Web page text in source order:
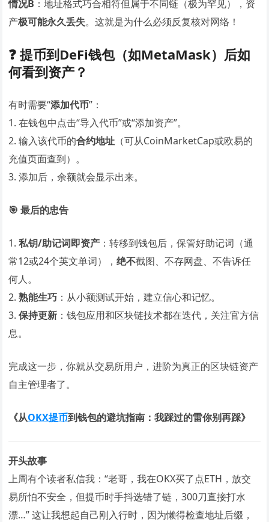
情况B ：地址格式巧合相符但属于不同链（极为罕见），资
产极可能永久丢失。这就是为什么必须反复核对网络！
❓ 提币到DeFi钱包（如MetaMask）后如
何看到资产？
有时需要“添加代币”：
1. 在钱包中点击“导入代币”或“添加资产”。
2. 输入该代币的合约地址 （可从CoinMarketCap或欧易的
充值页面查到）。
3. 添加后，余额就会显示出来。
🎯 最后的忠告
1.私钥/助记词即资产 ：转移到钱包后，保管好助记词（通
常12或24个英文单词），绝不截图、不存网盘、不告诉任
何人。
2.熟能生巧 ：从小额测试开始，建立信心和记忆。
3.保持更新 ：钱包应用和区块链技术都在迭代，关注官方信
息。
完成这一步，你就从交易所用户，进阶为真正的区块链资产
自主管理者了。
《从OKX提币到钱包的避坑指南：我踩过的雷你别再踩》
开头故事
上周有个读者私信我：“老哥，我在OKX买了点ETH，放交
易所怕不安全，但提币时手抖选错了链，300刀直接打水
漂…” 这让我想起自己刚入行时，因为懒得检查地址后缀，